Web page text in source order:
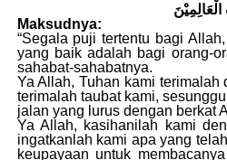
Maksudnya:
“Segala puji tertentu bagi
yang baik adalah bagi orang-
sahabat-sahabatnya.
Ya Allah, Tuhan kami
terimalah taubat kami,
jalan yang lurus dengan berkat
Ya Allah, kasihanilah kami
ingatkanlah kami apa yang
keupayaan untuk